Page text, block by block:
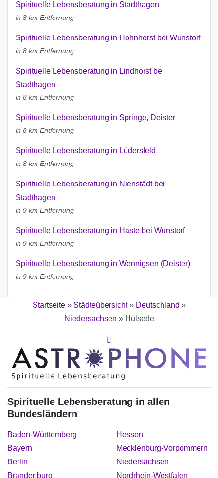
Spirituelle Lebensberatung in Stadthagen
in 8 km Entfernung
Spirituelle Lebensberatung in Hohnhorst bei Wunstorf
in 8 km Entfernung
Spirituelle Lebensberatung in Lindhorst bei
Stadthagen
in 8 km Entfernung
Spirituelle Lebensberatung in Springe, Deister
in 8 km Entfernung
Spirituelle Lebensberatung in Lüdersfeld
in 8 km Entfernung
Spirituelle Lebensberatung in Nienstädt bei
Stadthagen
in 9 km Entfernung
Spirituelle Lebensberatung in Haste bei Wunstorf
in 9 km Entfernung
Spirituelle Lebensberatung in Wennigsen (Deister)
in 9 km Entfernung
Startseite» Städteübersicht» Deutschland »
Niedersachsen » Hülsede
Spirituelle Lebensberatung in allen
Bundesländern
Baden-Württemberg
Bayern
Berlin
Brandenburg
Hessen
Mecklenburg-Vorpommern
Niedersachsen
Nordrhein-Westfalen